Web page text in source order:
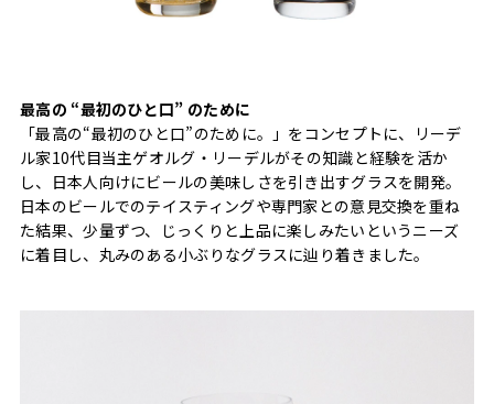
最高の “最初のひと口” のために
「最高の“最初のひと口”のために。」をコンセプトに、リーデ
ル家10代目当主ゲオルグ・リーデルがその知識と経験を活か
し、日本人向けにビールの美味しさを引き出すグラスを開発。
日本のビールでのテイスティングや専門家との意見交換を重ね
た結果、少量ずつ、じっくりと上品に楽しみたいというニーズ
に着目し、丸みのある小ぶりなグラスに辿り着きました。